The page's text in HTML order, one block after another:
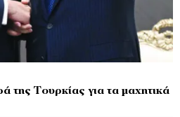
της Τουρκίας για τα μαχητικά